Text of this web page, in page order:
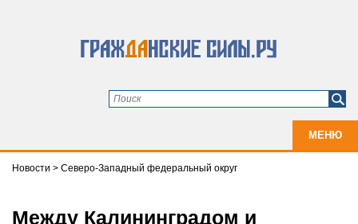
МЕНЮ
Новости > Северо-Западный федеральный округ
Между Калининградом и